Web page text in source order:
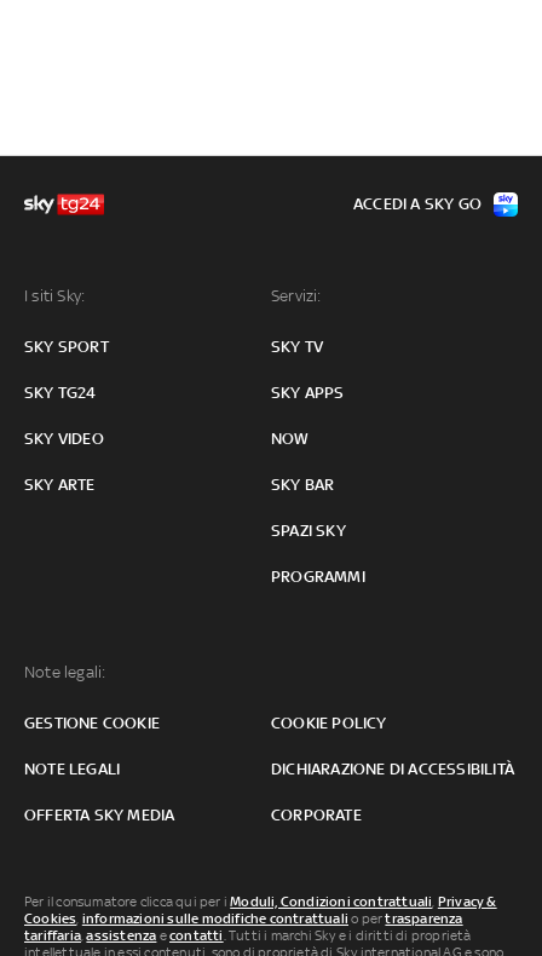
I siti Sky:
SKY SPORT
SKY TG24
SKY VIDEO
SKY ARTE
Servizi:
SKY TV
SKY APPS
NOW
SKY BAR
SPAZI SKY
PROGRAMMI
Note legali:
GESTIONE COOKIE COOKIE POLICY
NOTE LEGALI DICHIARAZIONE DI ACCESSIBILITÀ
OFFERTA SKY MEDIA CORPORATE
ACCEDI A SKY GO
Per il consumatore clicca qui per iModuli, Condizioni contrattuali, Privacy &
Cookies, informazioni sulle modifiche contrattuali o pertrasparenza
tariffaria,assistenza econtatti. Tutti i marchi Sky e i diritti di proprietà